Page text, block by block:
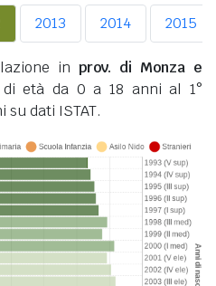
2013 2014 2015
in prov. di Monza e
età da 0 a 18 anni al 1°
su dati ISTAT.